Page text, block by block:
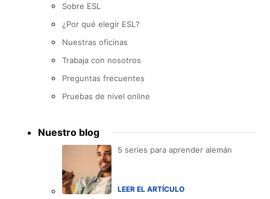
Sobre ESL
¿Por qué elegir ESL?
Nuestras oficinas
Trabaja con nosotros
Preguntas frecuentes
Pruebas de nivel online
Nuestro blog
5 series para aprender alemán
LEER EL ARTÍCULO